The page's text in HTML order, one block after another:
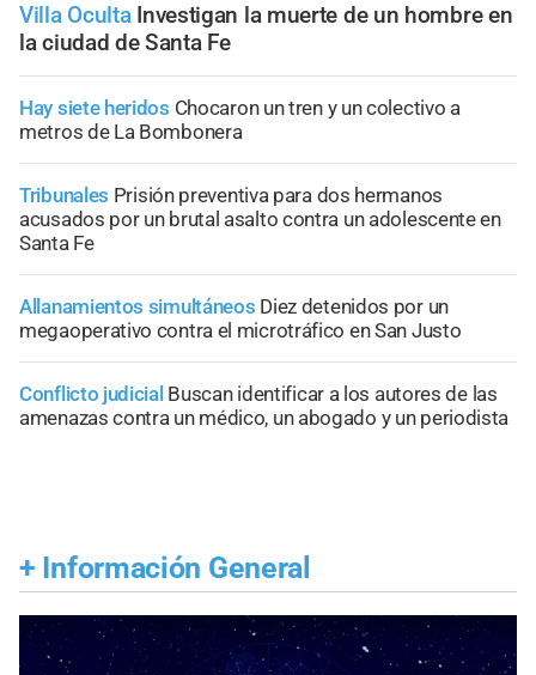
Villa Oculta Investigan la muerte de un hombre en
la ciudad de Santa Fe
Hay siete heridos Chocaron un tren y un colectivo a
metros de La Bombonera
Tribunales Prisión preventiva para dos hermanos
acusados por un brutal asalto contra un adolescente en
Santa Fe
Allanamientos simultáneos Diez detenidos por un
megaoperativo contra el microtráfico en San Justo
Conflicto judicial Buscan identificar a los autores de las
amenazas contra un médico, un abogado y un periodista
+ Información General